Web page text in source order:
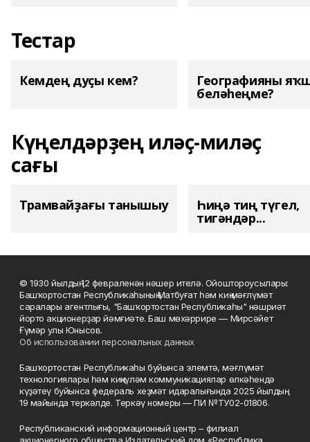
Тестар
Кемдең дуҫы кем? Географияны
беләһеңме?
Күңелдәрҙең иләҫ-миләҫ
сағы
Трамвайҙағы танышыу Һиңә тиң түгел,
тигәндәр...
© 1930 йылдың 12 февраленән нәшер ителә. Ойоштороусылары:
Башҡортостан Республикаһының Матбуғат һәм киң мәғлүмәт
саралары агентлығы, "Башҡортостан Республикаһы" нәшриәт
йорто акционерҙар йәмғиәте. Баш мөхәррире — Мирсәйет
Ғүмәр улы Юнысов.
Об использовании персональных данных
Башҡортостан Республикаһы буйынса элемтә, мәғлүмәт
технологиялары һәм киңкүләм коммуникациялар өлкәһендә
күҙәтеү буйынса федераль хеҙмәт идаралығында 2025 йылдың
19 майында теркәлде. Теркәү номеры — ПИ №ТУ02-01806.
Республиканский информационный центр – филиал